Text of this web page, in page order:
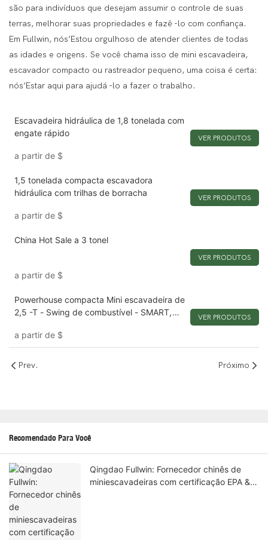
são para indivíduos que desejam assumir o controle de suas
terras, melhorar suas propriedades e fazê -lo com confiança.
Em Fullwin, nós’Estou orgulhoso de atender clientes de todas
as idades e origens. Se você chama isso de mini escavadeira,
escavador compacto ou rastreador pequeno, uma coisa é certa:
nós’Estar aqui para ajudá -lo a fazer o trabalho.
Escavadeira hidráulica de 1,8 tonelada com
engate rápido
a partir de $
VER PRODUTOS
1,5 tonelada compacta escavadora
hidráulica com trilhas de borracha
a partir de $
VER PRODUTOS
China Hot Sale a 3 tonel
a partir de $
VER PRODUTOS
Powerhouse compacta Mini escavadeira de
2,5 -T - Swing de combustível - SMART,
a partir de $
VER PRODUTOS
Prev. Próximo
Recomendado Para Você
Qingdao Fullwin: Fornecedor chinês de
miniescavadeiras com certificação EPA &